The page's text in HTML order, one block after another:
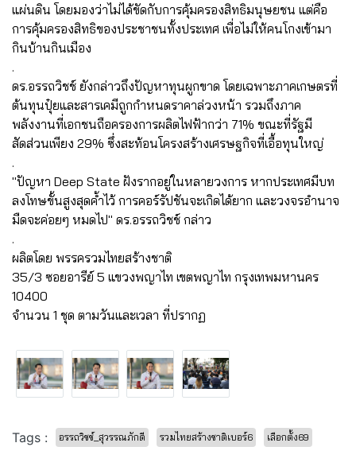
แผ่นดิน โดยมองว่าไม่ได้ขัดกับการคุ้มครองสิทธิมนุษยชน แต่คือ
การคุ้มครองสิทธิของประชาชนทั้งประเทศ เพื่อไม่ให้คนโกงเข้ามา
กินบ้านกินเมือง
.
ดร.อรรถวิชช์ ยังกล่าวถึงปัญหาทุนผูกขาด โดยเฉพาะภาคเกษตรที่
ต้นทุนปุ๋ยและสารเคมีถูกกำหนดราคาล่วงหน้า รวมถึงภาค
พลังงานที่เอกชนถือครองการผลิตไฟฟ้ากว่า 71% ขณะที่รัฐมี
สัดส่วนเพียง 29% ซึ่งสะท้อนโครงสร้างเศรษฐกิจที่เอื้อทุนใหญ่
.
"ปัญหา Deep State ฝังรากอยู่ในหลายวงการ หากประเทศมีบท
ลงโทษขั้นสูงสุดค้ำไว้ การคอร์รัปชันจะเกิดได้ยาก และวงจรอำนาจ
มืดจะค่อยๆ หมดไป" ดร.อรรถวิชช์ กล่าว
.
ผลิตโดย พรรครวมไทยสร้างชาติ
35/3 ซอยอารีย์ 5 แขวงพญาไท เขตพญาไท กรุงเทพมหานคร
10400
จำนวน 1 ชุด ตามวันและเวลา ที่ปรากฏ
Tags : อรรถวิชช์_สุวรรณภักดี รวมไทยสร้างชาติเบอร์6 เลือกตั้ง69